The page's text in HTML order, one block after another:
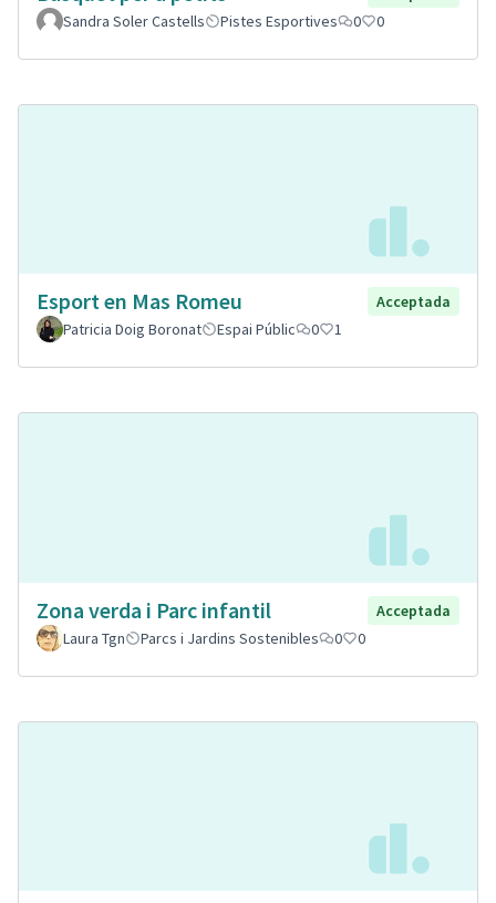
Sandra Soler Castells
Pistes Esportives 0 0
Esport en Mas Romeu
Acceptada
Patricia Doig Boronat
Espai Públic 0 1
Zona verda i Parc infantil
Acceptada
Laura Tgn
Parcs i Jardins Sostenibles 0 0